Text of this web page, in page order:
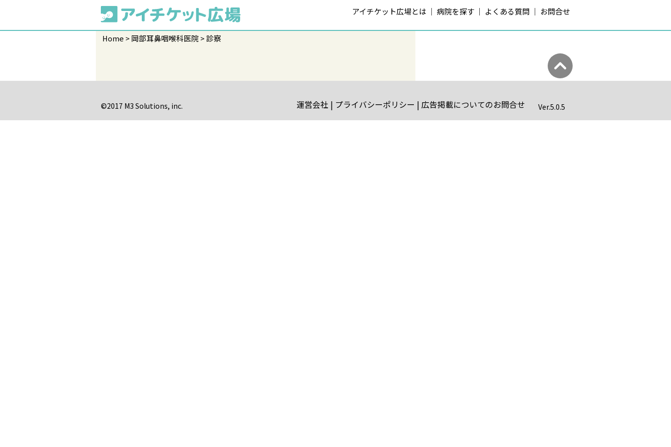
アイチケット広場とは 病院を探す よくある質問 お問合せ
Home 岡部耳鼻咽喉科医院 診察
運営会社 プライバシーポリシー 広告掲載についてのお問合せ
©2017 M3 Solutions, inc. Ver.5.0.5